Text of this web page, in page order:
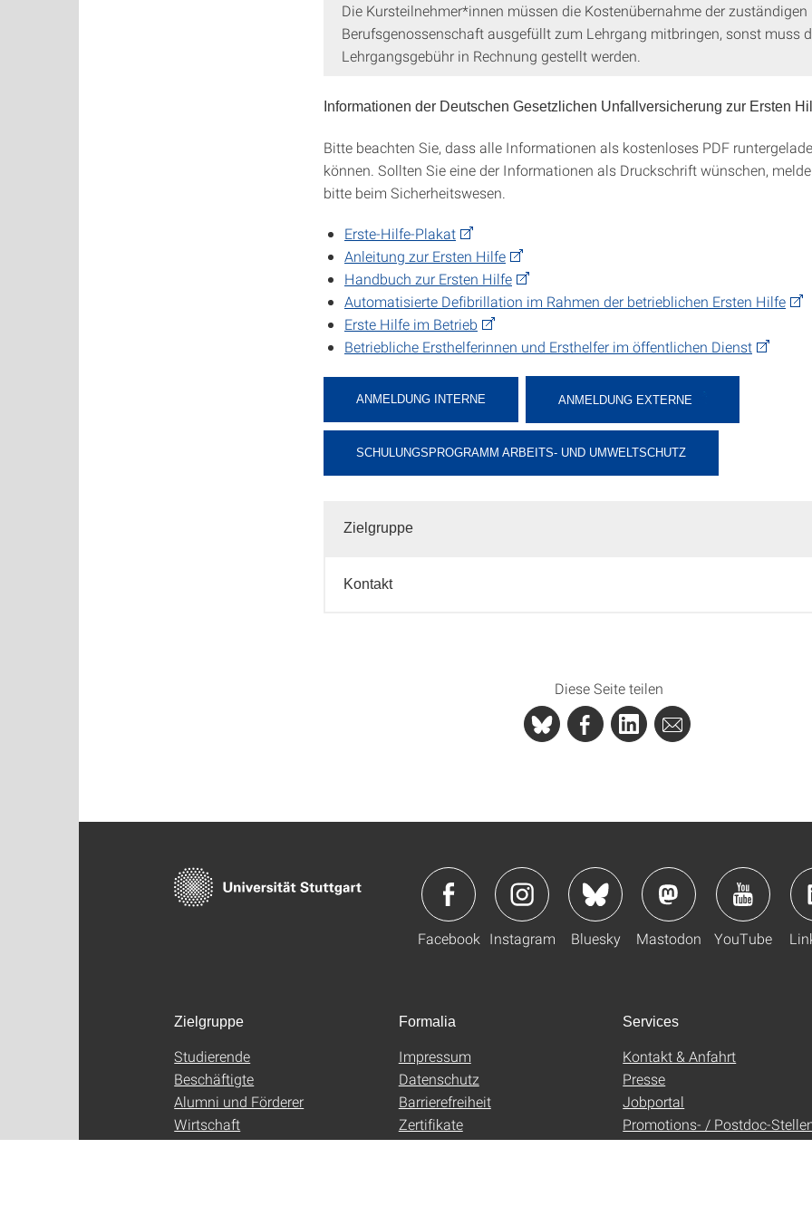
Die Kursteilnehmer*innen müssen die Kostenübernahme der zuständigen
Berufsgenossenschaft ausgefüllt zum Lehrgang mitbringen, sonst muss
Lehrgangsgebühr in Rechnung gestellt werden.
Informationen der Deutschen Gesetzlichen Unfallversicherung zur Ersten
Bitte beachten Sie, dass alle Informationen als kostenloses PDF
können. Sollten Sie eine der Informationen als Druckschrift wünschen,
bitte beim Sicherheitswesen.
Erste-Hilfe-Plakat
Anleitung zur Ersten Hilfe
Handbuch zur Ersten Hilfe
Automatisierte Defibrillation im Rahmen der betrieblichen Ersten Hilfe
Erste Hilfe im Betrieb
Betriebliche Ersthelferinnen und Ersthelfer im öffentlichen Dienst
ANMELDUNG INTERNE ANMELDUNG EXTERNE
SCHULUNGSPROGRAMM ARBEITS- UND UMWELTSCHUTZ
Zielgruppe
Kontakt
Diese Seite teilen
Facebook Instagram Bluesky Mastodon YouTube
Zielgruppe
Studierende
Beschäftigte
Alumni und Förderer
Wirtschaft
Formalia
Impressum
Datenschutz
Barrierefreiheit
Zertifikate
Services
Kontakt & Anfahrt
Presse
Jobportal
Promotions- / Postdoc-